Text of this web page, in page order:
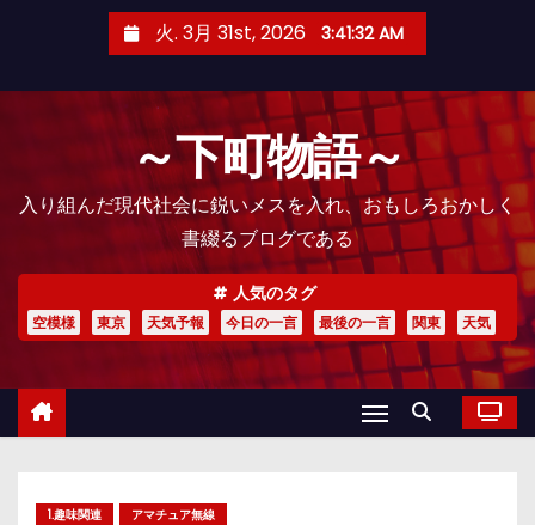
火. 3月 31st, 2026 3:41:34 AM
～下町物語～
入り組んだ現代社会に鋭いメスを入れ、おもしろおかしく
書綴るブログである
人気のタグ
空模様 東京 天気予報 今日の一言 最後の一言 関東 天気
1.趣味関連 アマチュア無線